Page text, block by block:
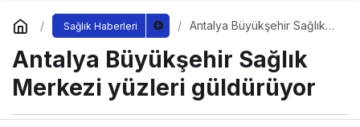
Sağlık Haberleri
Antalya Büyükşehir Sağlık
Antalya Büyükşehir Sağlık
Merkezi yüzleri güldürüyor